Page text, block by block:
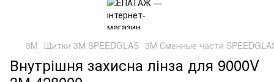
3M Щитки 3М SPEEDGLAS 3М Сменные части
Внутрішня захисна лінза для 9000V